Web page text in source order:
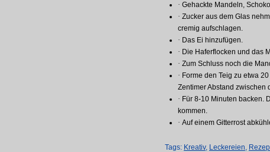
· Gehackte Mandeln,
· Zucker aus dem Glas
cremig aufschlagen.
· Das Ei hinzufügen.
· Die Haferflocken und das
· Zum Schluss noch die
· Forme den Teig zu etwa
Zentimer Abstand zwischen
· Für 8-10 Minuten backen.
kommen.
· Auf einem Gitterrost
Tags: Kreativ, Leckereien,